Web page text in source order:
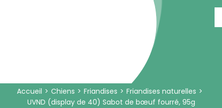
Accueil Chiens Friandises
Friandises naturelles
UVND (display de 40) Sabot de bœuf fourré, 95g